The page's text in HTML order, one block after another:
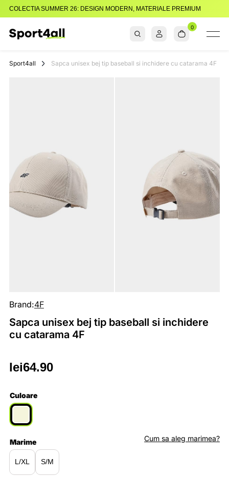
COLECTIA SUMMER 26: DESIGN MODERN, MATERIALE PREMIUM
0
Sport4all Sapca unisex bej tip baseball si inchidere cu catarama 4F
Brand:4F
Sapca unisex bej tip baseball si inchidere
cu catarama 4F
lei64.90
Culoare
Marime
L/XL S/M
Cum sa aleg marimea?